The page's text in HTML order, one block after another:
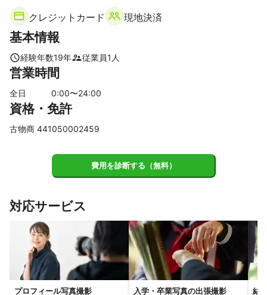
東久留米市
稲城市
東村山市
国分寺市 国立市 東大和市
立川市
日野市
【千葉県】
市川市 船橋市
白井市
八千代市 柏市
印西市
千葉市
八街市
袖ケ浦市 富里市
長南町 多古町 九十九里町
埼玉県】
蕨市
松伏町 戸田市
さいたま市
志木市 新座市 富士見市
杉戸町
宮代町
三芳町 蓮田市 上尾市 白岡市
ふじみ野市
伊奈町
幸手市 所沢市 桶川市 川越市
久喜市
狭山市
北本市 川島町
【茨城県】
クレジットカード 現地決済
基本情報
経験年数19年 従業員1 人
営業時間
全日 0:00〜24:00
資格・免許
古物商 441050002459
費用を診断する（無料）
対応サービス
プロフィール写真撮影 入学・卒業写真の出張撮影 結